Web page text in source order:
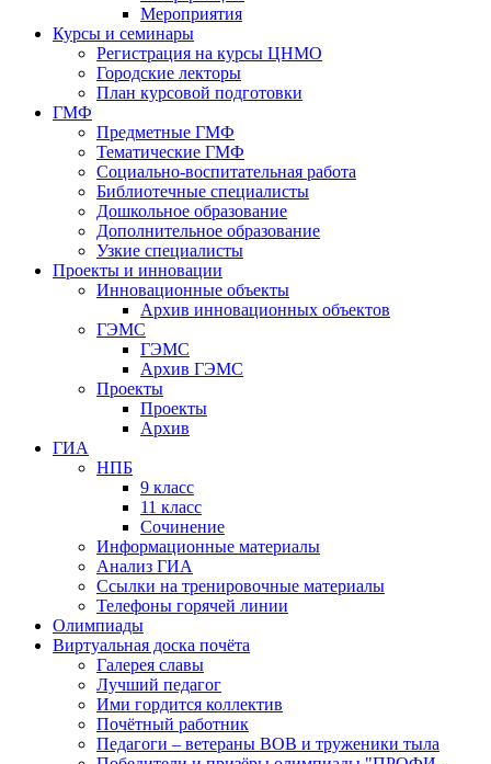
Мероприятия
Курсы и семинары
Регистрация на курсы ЦНМО
Городские лекторы
План курсовой подготовки
ГМФ
Предметные ГМФ
Тематические ГМФ
Социально-воспитательная работа
Библиотечные специалисты
Дошкольное образование
Дополнительное образование
Узкие специалисты
Проекты и инновации
Инновационные объекты
Архив инновационных объектов
ГЭМС
ГЭМС
Архив ГЭМС
Проекты
Проекты
Архив
ГИА
НПБ
9 класс
11 класс
Сочинение
Информационные материалы
Анализ ГИА
Ссылки на тренировочные материалы
Телефоны горячей линии
Олимпиады
Виртуальная доска почёта
Галерея славы
Лучший педагог
Ими гордится коллектив
Почётный работник
Педагоги – ветераны ВОВ и труженики тыла